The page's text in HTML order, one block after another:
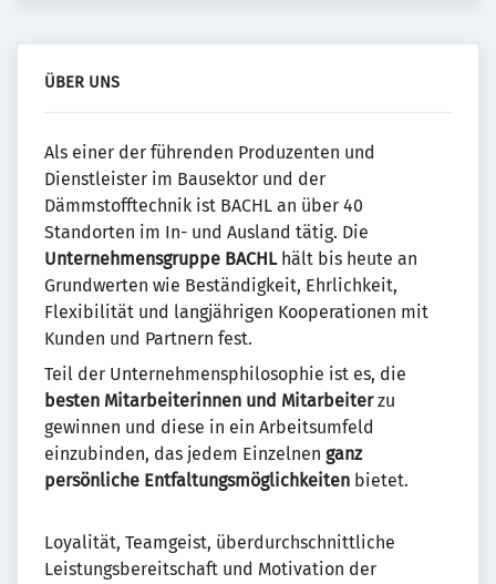
ÜBER UNS
Als einer der führenden Produzenten und
Dienstleister im Bausektor und der
Dämmstofftechnik ist BACHL an über 40
Standorten im In- und Ausland tätig. Die
Unternehmensgruppe BACHLhält bis heute an
Grundwerten wie Beständigkeit, Ehrlichkeit,
Flexibilität und langjährigen Kooperationen mit
Kunden und Partnern fest.
Teil der Unternehmensphilosophie ist es, die
besten Mitarbeiterinnen und Mitarbeiterzu
gewinnen und diese in ein Arbeitsumfeld
einzubinden, das jedem Einzelnen ganz
persönliche Entfaltungsmöglichkeiten bietet.
Loyalität, Teamgeist, überdurchschnittliche
Leistungsbereitschaft und Motivation der